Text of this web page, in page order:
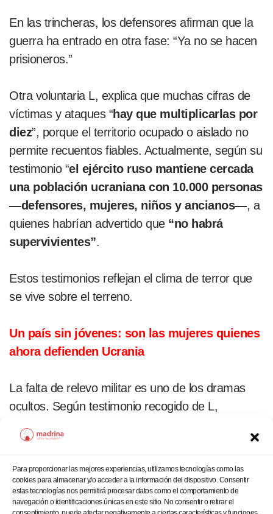
Para proporcionar las mejores experiencias, utilizamos tecnologías como las
cookies para almacenar y/o acceder a la información del dispositivo. Consentir
estas tecnologías nos permitirá procesar datos como el comportamiento de
navegación o identificaciones únicas en este sitio. No consentir o retirar el
En las trincheras, los defensores afirman que la
guerra ha entrado en otra fase: “Ya no se hacen
prisioneros.”
Otra voluntaria L, explica que muchas cifras de
víctimas y ataques “hay que multiplicarlas por
diez”, porque el territorio ocupado o aislado no
permite recuentos fiables. Actualmente, según su
testimonio “el ejército ruso mantiene cercada
una población ucraniana con 10.000 personas
—defensores, mujeres, niños y ancianos—, a
quienes habrían advertido que “no habrá
supervivientes”.
Estos testimonios reflejan el clima de terror que
se vive sobre el terreno.
Un país sin jóvenes: son las mujeres quienes
ahora defienden Ucrania
La falta de relevo militar es uno de los dramas
ocultos. Según testimonio recogido de L,
o están en el frente sin relevo, comida o
mujeres están tomando el relevo en unidades de
defensa territorial”.